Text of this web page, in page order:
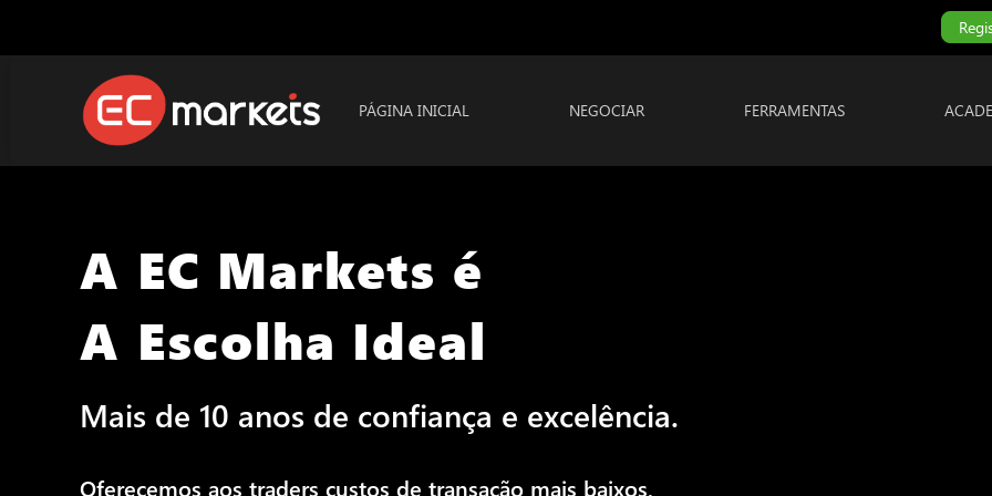
PÁGINA INICIAL NEGOCIAR FERRAMENTAS
A EC Markets é
A Escolha Ideal
Mais de 10 anos de confiança e excelência.
Oferecemos aos traders custos de transação mais baixos,